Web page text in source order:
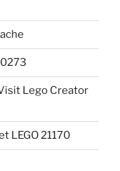
Lego Creator
LEGO 21170